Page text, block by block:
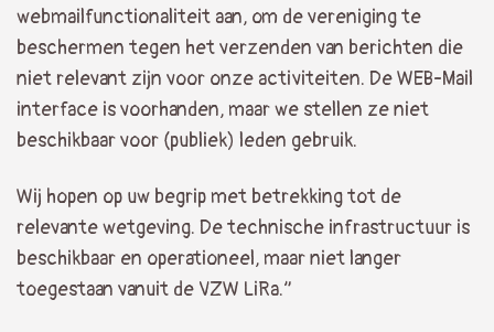
webmailfunctionaliteit aan, om de vereniging te
beschermen tegen het verzenden van berichten die
niet relevant zijn voor onze activiteiten. De WEB-Mail
interface is voorhanden, maar we stellen ze niet
beschikbaar voor (publiek) leden gebruik.
Wij hopen op uw begrip met betrekking tot de
relevante wetgeving. De technische infrastructuur is
beschikbaar en operationeel, maar niet langer
toegestaan vanuit de VZW LiRa.”